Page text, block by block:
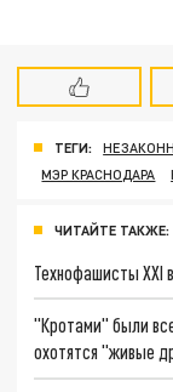
ТЕГИ:
МЭР КРАСНОДАРА
ЧИТАЙТЕ ТАКЖЕ:
Технофашисты XXI
"Кротами" были
охотятся "живые